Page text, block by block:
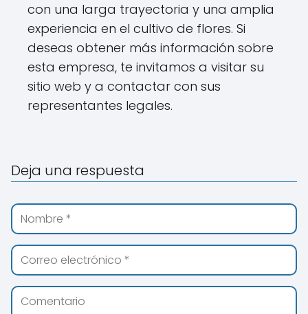
con una larga trayectoria y una amplia
experiencia en el cultivo de flores. Si
deseas obtener más información sobre
esta empresa, te invitamos a visitar su
sitio web y a contactar con sus
representantes legales.
Deja una respuesta